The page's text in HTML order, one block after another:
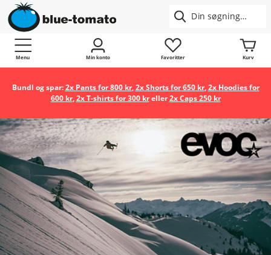
Menu Min konto Favoritter Kurv
Bundl og spar:2x Pants for 800 kr,2x Shorts for 650 kr,2x Hoodies for
600 kr,2x T-shirts for 300 kreller2x Caps 250 kr